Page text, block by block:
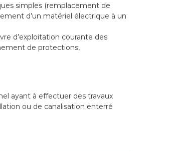
simples (remplacement de
d’un matériel électrique à un
d’exploitation courante des
de protections,
ayant à effectuer des travaux
ou de canalisation enterré